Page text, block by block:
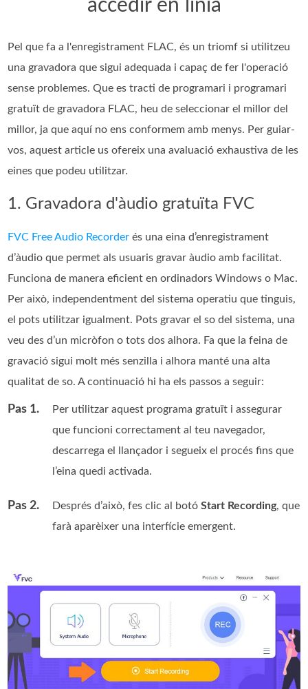
accedir en línia
Pel que fa a l'enregistrament FLAC, és un triomf si utilitzeu
una gravadora que sigui adequada i capaç de fer l'operació
sense problemes. Que es tracti de programari i programari
gratuït de gravadora FLAC, heu de seleccionar el millor del
millor, ja que aquí no ens conformem amb menys. Per guiar-
vos, aquest article us ofereix una avaluació exhaustiva de les
eines que podeu utilitzar.
1. Gravadora d'àudio gratuïta FVC
FVC Free Audio Recorder és una eina d’enregistrament
d’àudio que permet als usuaris gravar àudio amb facilitat.
Funciona de manera eficient en ordinadors Windows o Mac.
Per això, independentment del sistema operatiu que tinguis,
el pots utilitzar igualment. Pots gravar el so del sistema, una
veu des d’un micròfon o tots dos alhora. Fa que la feina de
gravació sigui molt més senzilla i alhora manté una alta
qualitat de so. A continuació hi ha els passos a seguir:
Pas 1.
Per utilitzar aquest programa gratuït i assegurar
que funcioni correctament al teu navegador,
descarrega el llançador i segueix el procés fins que
l’eina quedi activada.
Pas 2. Després d’això, fes clic al botóStart Recording, que
farà aparèixer una interfície emergent.